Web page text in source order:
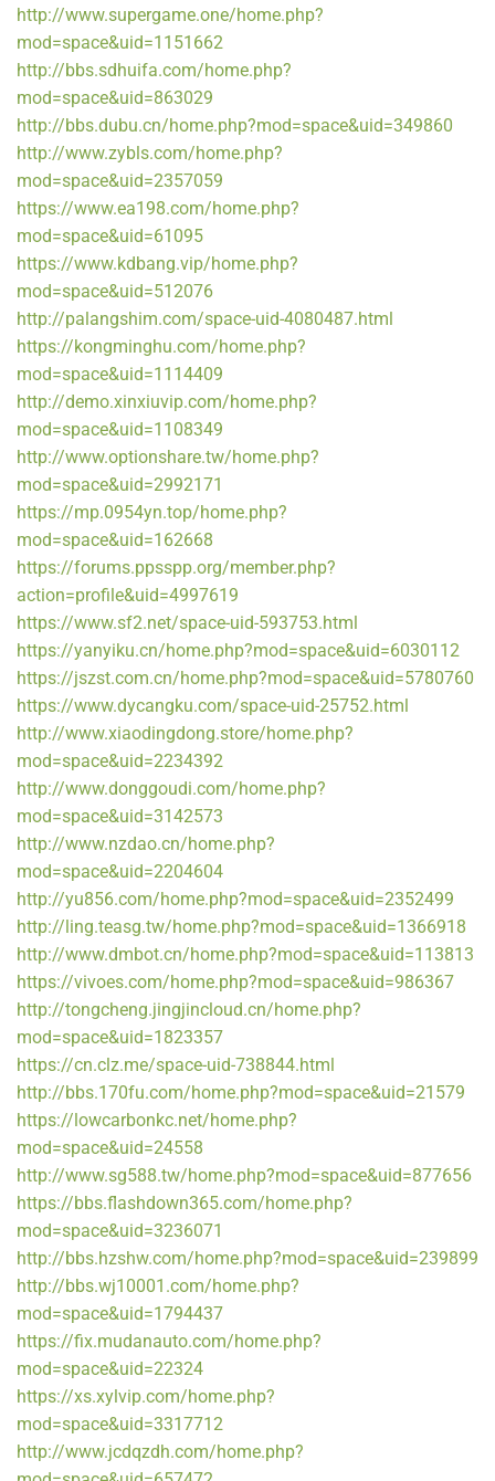
http://www.supergame.one/home.php?
mod=space&uid=1151662
http://bbs.sdhuifa.com/home.php?
mod=space&uid=863029
http://bbs.dubu.cn/home.php?mod=space&uid=349860
http://www.zybls.com/home.php?
mod=space&uid=2357059
https://www.ea198.com/home.php?
mod=space&uid=61095
https://www.kdbang.vip/home.php?
mod=space&uid=512076
http://palangshim.com/space-uid-4080487.html
https://kongminghu.com/home.php?
mod=space&uid=1114409
http://demo.xinxiuvip.com/home.php?
mod=space&uid=1108349
http://www.optionshare.tw/home.php?
mod=space&uid=2992171
https://mp.0954yn.top/home.php?
mod=space&uid=162668
https://forums.ppsspp.org/member.php?
action=profile&uid=4997619
https://www.sf2.net/space-uid-593753.html
https://yanyiku.cn/home.php?mod=space&uid=6030112
https://jszst.com.cn/home.php?mod=space&uid=5780760
https://www.dycangku.com/space-uid-25752.html
http://www.xiaodingdong.store/home.php?
mod=space&uid=2234392
http://www.donggoudi.com/home.php?
mod=space&uid=3142573
http://www.nzdao.cn/home.php?
mod=space&uid=2204604
http://yu856.com/home.php?mod=space&uid=2352499
http://ling.teasg.tw/home.php?mod=space&uid=1366918
http://www.dmbot.cn/home.php?mod=space&uid=113813
https://vivoes.com/home.php?mod=space&uid=986367
http://tongcheng.jingjincloud.cn/home.php?
mod=space&uid=1823357
https://cn.clz.me/space-uid-738844.html
http://bbs.170fu.com/home.php?mod=space&uid=21579
https://lowcarbonkc.net/home.php?
mod=space&uid=24558
http://www.sg588.tw/home.php?mod=space&uid=877656
https://bbs.flashdown365.com/home.php?
mod=space&uid=3236071
http://bbs.hzshw.com/home.php?mod=space&uid=239899
http://bbs.wj10001.com/home.php?
mod=space&uid=1794437
https://fix.mudanauto.com/home.php?
mod=space&uid=22324
https://xs.xylvip.com/home.php?
mod=space&uid=3317712
http://www.jcdqzdh.com/home.php?